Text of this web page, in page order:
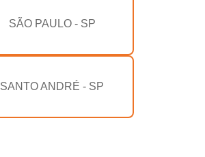
SÃO PAULO - SP
SANTO ANDRÉ - SP